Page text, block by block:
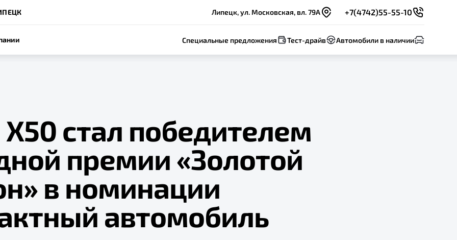
Липецк, ул. Московская, вл. 79А +7(4742)55-55-10
Специальные предложения Тест-драйв Автомобили в наличии
стал победителем
премии «Золотой
в номинации
автомобиль